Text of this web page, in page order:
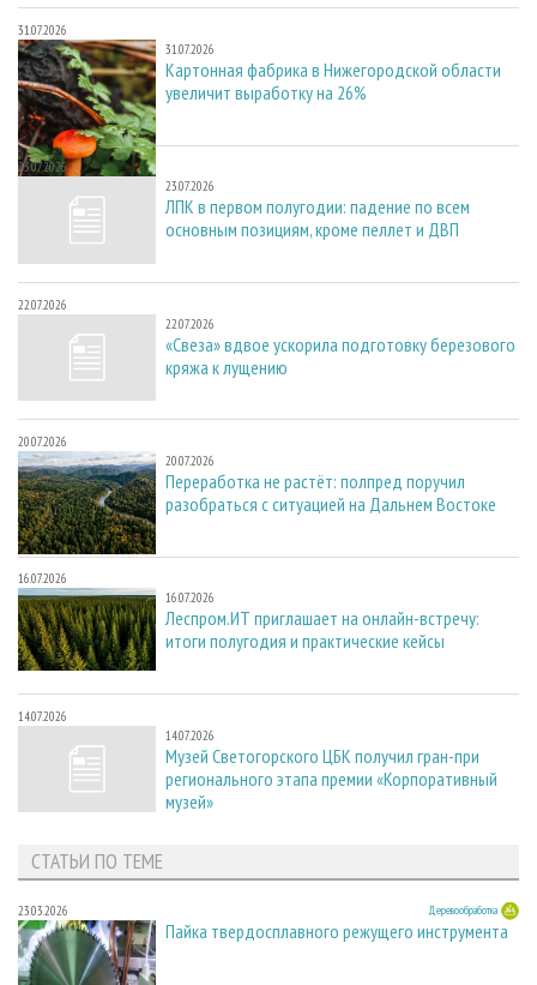
31.07.2026
31.07.2026
Картонная фабрика в Нижегородской области
увеличит выработку на 26%
23.07.2026
23.07.2026
ЛПК в первом полугодии: падение по всем
основным позициям, кроме пеллет и ДВП
22.07.2026
22.07.2026
«Свеза» вдвое ускорила подготовку березового
кряжа к лущению
20.07.2026
20.07.2026
Переработка не растёт: полпред поручил
разобраться с ситуацией на Дальнем Востоке
16.07.2026
16.07.2026
Леспром.ИТ приглашает на онлайн-встречу:
итоги полугодия и практические кейсы
14.07.2026
14.07.2026
Музей Светогорского ЦБК получил гран-при
регионального этапа премии «Корпоративный
музей»
СТАТЬИ ПО ТЕМЕ
23.03.2026 Деревообработка
Пайка твердосплавного режущего инструмента